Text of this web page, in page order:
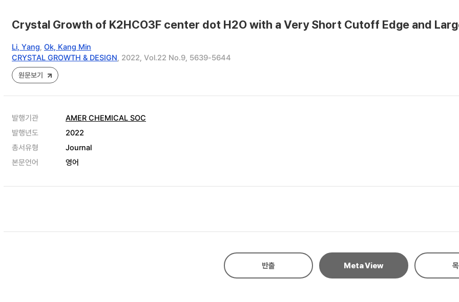
Crystal Growth of K2HCO3F center dot H2O with a Very Short Cutoff Edge and
Li, Yang, Ok, Kang Min
CRYSTAL GROWTH & DESIGN, 2022, Vol.22 No.9, 5639-5644
원문보기
발행기관
AMER CHEMICAL SOC
발행년도
2022
총서유형
Journal
본문언어
영어
반출 Meta View